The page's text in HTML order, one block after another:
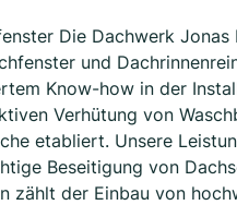
Die Dachwerk
und
Know-how in der
Verhütung von
etabliert. Unsere
Beseitigung von
zählt der Einbau von